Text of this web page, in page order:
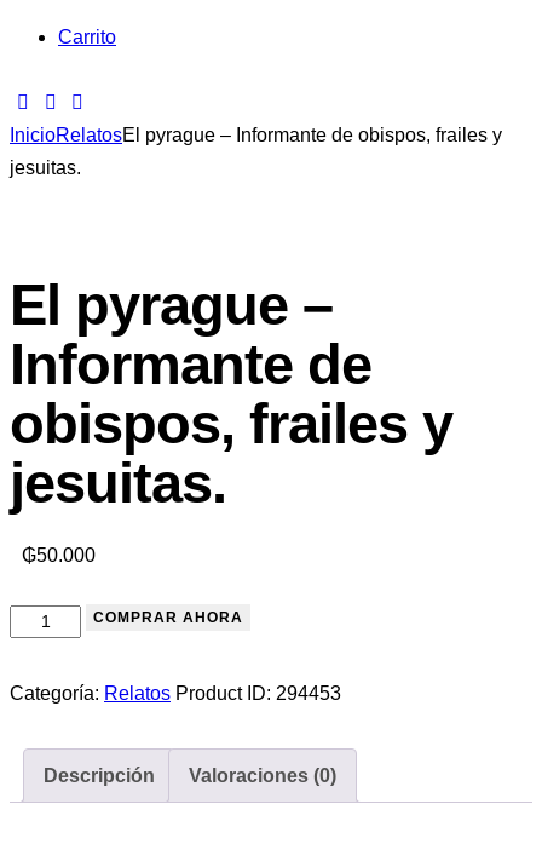
Carrito
InicioRelatosEl pyrague – Informante de obispos, frailes y
jesuitas.
El pyrague –
Informante de
obispos, frailes y
jesuitas.
₲50.000
COMPRAR AHORA
Categoría: Relatos Product ID: 294453
Descripción Valoraciones (0)